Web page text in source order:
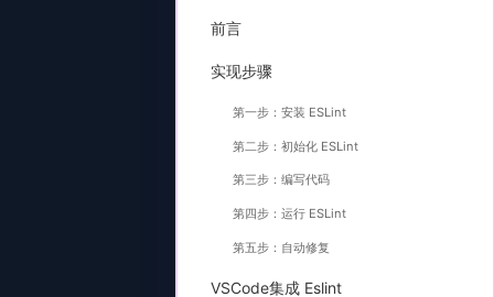
前言
实现步骤
第一步：安装 ESLint
第二步：初始化 ESLint
第三步：编写代码
第四步：运行 ESLint
第五步：自动修复
VSCode集成 Eslint